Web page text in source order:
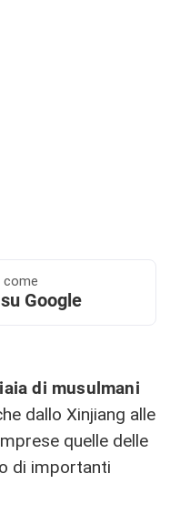
come
Google
di musulmani
dallo Xinjiang alle
quelle delle
di importanti